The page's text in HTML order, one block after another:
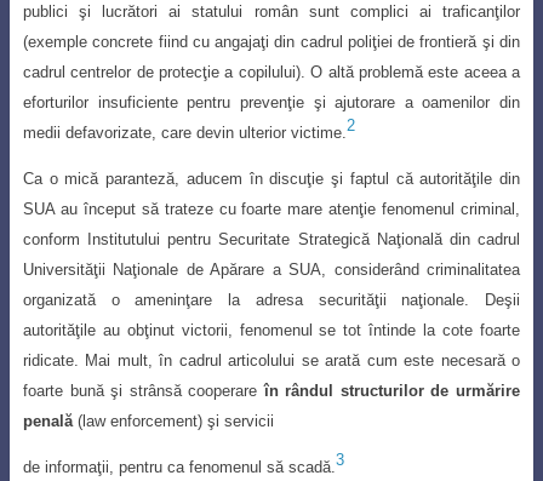
publicişi lucrători ai statului român sunt complici ai traficanţilor
(exempleconcrete fiind cu angajaţi din cadrul poliţiei de frontieră şi din
cadrul centrelor de protecţie a copilului). O altă problemă este aceea a
eforturilor insuficiente pentru prevenţie şi ajutorare a oamenilor din
medii defavorizate, care devin ulterior victime. 2
Ca o mică paranteză, aducem în discuţie şi faptul că autorităţile din
SUA au început să trateze cu foarte mare atenţie fenomenul criminal,
conform Institutului pentru Securitate Strategică Naţională din cadrul
Universităţii Naţionale de Apărare a SUA, considerând criminalitatea
organizată o ameninţare la adresa securităţii naţionale. Deşii
autorităţile au obţinut victorii, fenomenul se tot întinde la cote foarte
ridicate. Mai mult, în cadrul articolului se arată cum este necesară o
foarte bună şi strânsă cooperare în rândul structurilor de urmărire
penală(law enforcement) şi servicii
de informaţii, pentru ca fenomenul să scadă. 3